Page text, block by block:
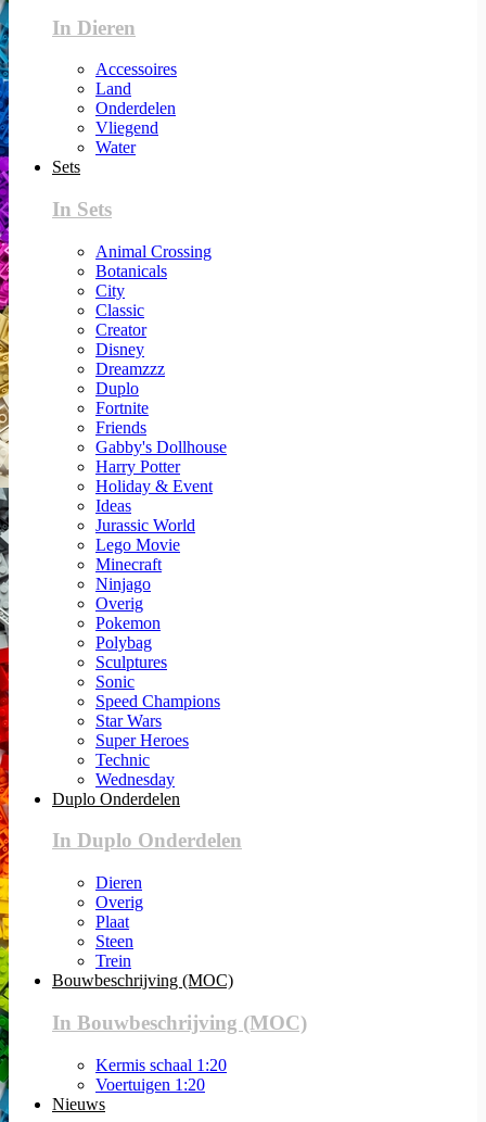
In Dieren
Accessoires
Land
Onderdelen
Vliegend
Water
Sets
In Sets
Animal Crossing
Botanicals
City
Classic
Creator
Disney
Dreamzzz
Duplo
Fortnite
Friends
Gabby's Dollhouse
Harry Potter
Holiday & Event
Ideas
Jurassic World
Lego Movie
Minecraft
Ninjago
Overig
Pokemon
Polybag
Sculptures
Sonic
Speed Champions
Star Wars
Super Heroes
Technic
Wednesday
Duplo Onderdelen
In Duplo Onderdelen
Dieren
Overig
Plaat
Steen
Trein
Bouwbeschrijving (MOC)
In Bouwbeschrijving (MOC)
Kermis schaal 1:20
Voertuigen 1:20
Nieuws